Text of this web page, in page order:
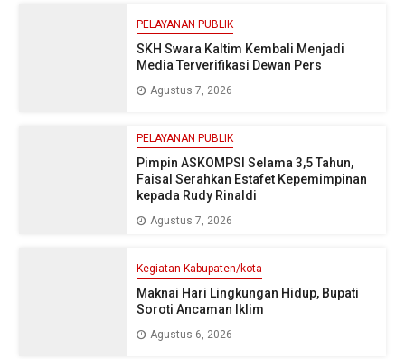
PELAYANAN PUBLIK
SKH Swara Kaltim Kembali Menjadi
Media Terverifikasi Dewan Pers
Agustus 7, 2026
PELAYANAN PUBLIK
Pimpin ASKOMPSI Selama 3,5 Tahun,
Faisal Serahkan Estafet Kepemimpinan
kepada Rudy Rinaldi
Agustus 7, 2026
Kegiatan Kabupaten/kota
Maknai Hari Lingkungan Hidup, Bupati
Soroti Ancaman Iklim
Agustus 6, 2026